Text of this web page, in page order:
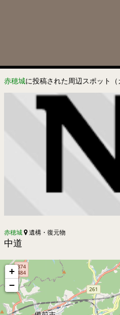
赤穂城に投稿された周辺スポット
赤穂城 遺構・復元物
中道
+
−